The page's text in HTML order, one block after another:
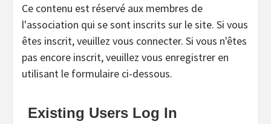
Ce contenu est réservé aux membres de
l'association qui se sont inscrits sur le site. Si vous
êtes inscrit, veuillez vous connecter. Si vous n'êtes
pas encore inscrit, veuillez vous enregistrer en
utilisant le formulaire ci-dessous.
Existing Users Log In